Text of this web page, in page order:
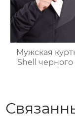
Мужская
Shell черного